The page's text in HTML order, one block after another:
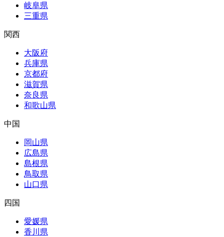
岐阜県
三重県
関西
大阪府
兵庫県
京都府
滋賀県
奈良県
和歌山県
中国
岡山県
広島県
島根県
鳥取県
山口県
四国
愛媛県
香川県